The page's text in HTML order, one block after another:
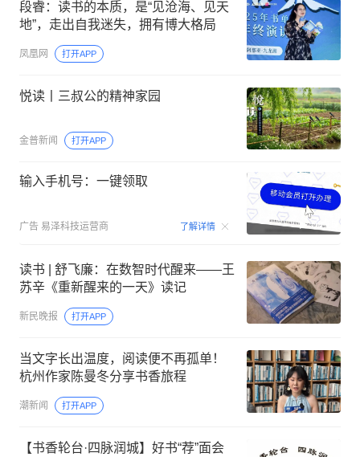
段睿：读书的本质，是“见沧海、见天
地”，走出自我迷失，拥有博大格局
凤凰网 打开APP
悦读丨三叔公的精神家园
金普新闻 打开APP
输入手机号：一键领取
广告 易泽科技运营商 了解详情 00:15
读书 | 舒飞廉：在数智时代醒来——王
苏辛《重新醒来的一天》读记
新民晚报 打开APP
当文字长出温度，阅读便不再孤单！
杭州作家陈曼冬分享书香旅程
潮新闻 打开APP
【书香轮台·四脉润城】好书“荐”面会